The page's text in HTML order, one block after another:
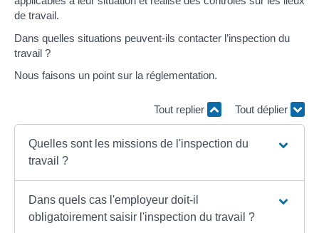
de travail.
Dans quelles situations peuvent-ils contacter l’inspection du
travail ?
Nous faisons un point sur la réglementation.
Tout replier Tout déplier
Quelles sont les missions de l'inspection du
travail ?
Dans quels cas l'employeur doit-il
obligatoirement saisir l'inspection du travail ?